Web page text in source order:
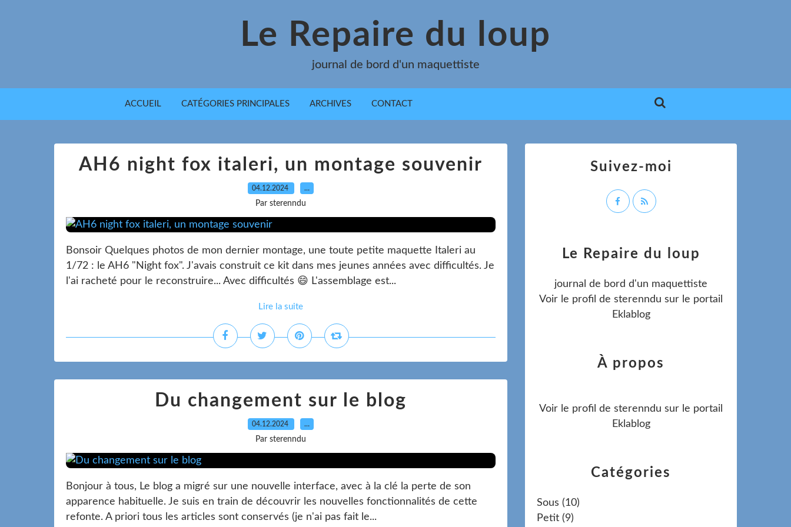
Le Repaire du loup
journal de bord d'un maquettiste
ACCUEIL CATÉGORIES PRINCIPALES ARCHIVES CONTACT
AH6 night fox italeri, un montage souvenir
04.12.2024 …
Par sterenndu
Bonsoir Quelques photos de mon dernier montage, une toute petite maquette Italeri au
1/72 : le AH6 "Night fox". J'avais construit ce kit dans mes jeunes années avec difficultés. Je
l'ai racheté pour le reconstruire... Avec difficultés 😄 L'assemblage est...
Lire la suite
Du changement sur le blog
04.12.2024 …
Par sterenndu
Bonjour à tous, Le blog a migré sur une nouvelle interface, avec à la clé la perte de son
apparence habituelle. Je suis en train de découvrir les nouvelles fonctionnalités de cette
refonte. A priori tous les articles sont conservés (je n'ai pas fait le...
Catégories
Sous (10)
Petit (9)
Le Repaire du loup
journal de bord d'un maquettiste
Voir le profil de sterenndu sur le portail
Eklablog
Suivez-moi
À propos
Voir le profil de sterenndu sur le portail
Eklablog